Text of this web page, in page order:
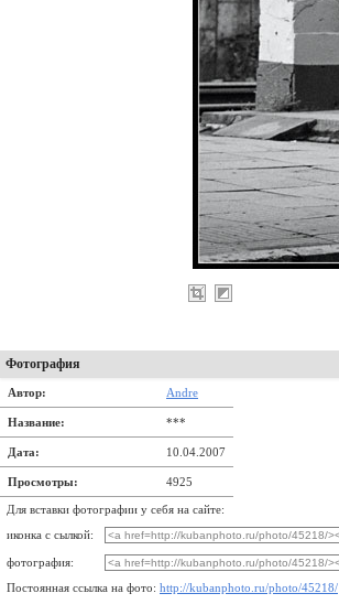
Фотография
Автор: Andre
Название: ***
Дата: 10.04.2007
Просмотры: 4925
Для вставки фотографии у себя на сайте:
иконка с сылкой:
фотография:
Постоянная ссылка на фото: http://kubanphoto.ru/photo/45218/